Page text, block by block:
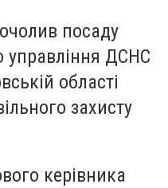
посаду
управління ДСНС
області
захисту
керівника